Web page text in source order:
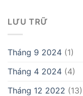
LƯU TRỮ
Tháng 9 2024 (1)
Tháng 4 2024 (4)
Tháng 12 2022 (13)